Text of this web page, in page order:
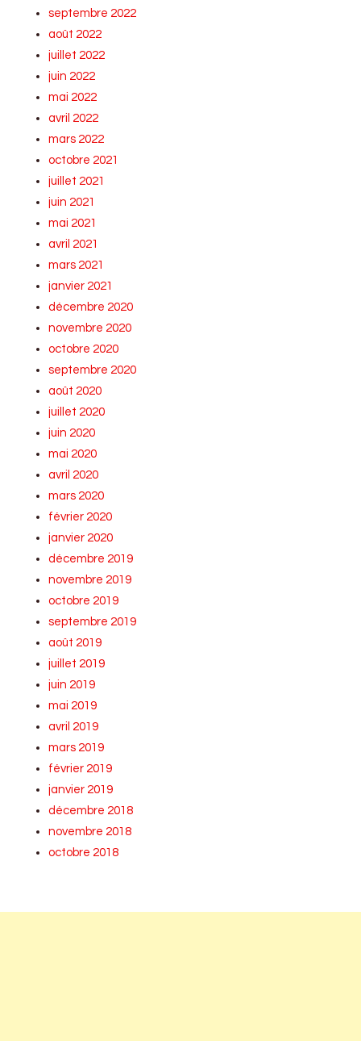
septembre 2022
août 2022
juillet 2022
juin 2022
mai 2022
avril 2022
mars 2022
octobre 2021
juillet 2021
juin 2021
mai 2021
avril 2021
mars 2021
janvier 2021
décembre 2020
novembre 2020
octobre 2020
septembre 2020
août 2020
juillet 2020
juin 2020
mai 2020
avril 2020
mars 2020
février 2020
janvier 2020
décembre 2019
novembre 2019
octobre 2019
septembre 2019
août 2019
juillet 2019
juin 2019
mai 2019
avril 2019
mars 2019
février 2019
janvier 2019
décembre 2018
novembre 2018
octobre 2018